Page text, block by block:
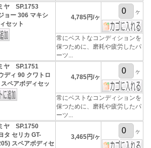
ヤ SP.1753
ョー 306 マキシ
セット
4,785円/ヶ
ヶ
常にベストなコンディションを
保つために、磨耗や疲労したパ
ーツ...
ヤ SP.1751
ディ 90 クワトロ
ペアボディセッ
4,785円/ヶ
ヶ
常にベストなコンディションを
保つために、磨耗や疲労したパ
ーツ...
ヤ SP.1750
タ セリカ GT-
スペアボディセ
3,465円/ヶ
ヶ